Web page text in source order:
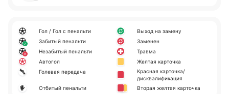
Гол / Гол с пенальти
Забитый пенальти
Незабитый пенальти
Автогол
Голевая передача
Отбитый пенальти
Выход на замену
Заменен
Травма
Желтая карточка
Красная карточка/
дисквалификация
Вторая желтая карточка